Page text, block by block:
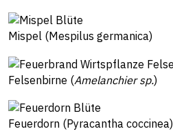
Mispel (Mespilus germanica)
Felsenbirne (Amelanchier sp.)
Feuerdorn (Pyracantha coccinea)